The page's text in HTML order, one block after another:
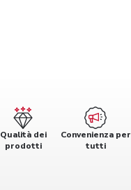
Qualità dei
prodotti
Convenienza per
tutti